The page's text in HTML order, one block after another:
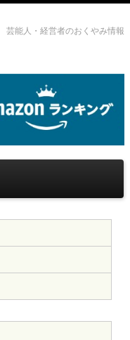
芸能人・経営者のおくやみ情報